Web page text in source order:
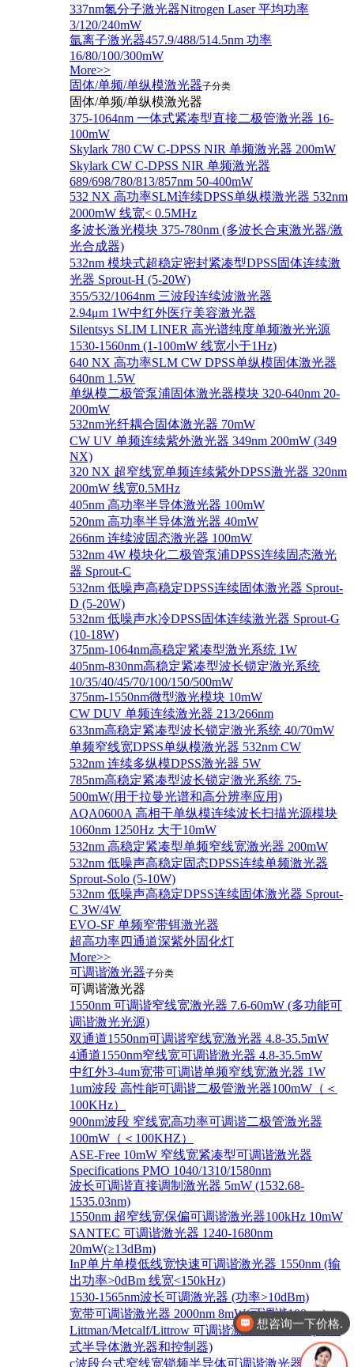
337nm氮分子激光器Nitrogen Laser 平均功率
3/120/240mW
氩离子激光器457.9/488/514.5nm 功率
16/80/100/300mW
More>>
固体/单频/单纵模激光器子分类
固体/单频/单纵模激光器
375-1064nm 一体式紧凑型直接二极管激光器 16-
100mW
Skylark 780 CW C-DPSS NIR 单频激光器 200mW
Skylark CW C-DPSS NIR 单频激光器
689/698/780/813/857nm 50-400mW
532 NX 高功率SLM连续DPSS单纵模激光器 532nm
2000mW 线宽< 0.5MHz
多波长激光模块 375-780nm (多波长合束激光器/激
光合成器)
532nm 模块式超稳定密封紧凑型DPSS固体连续激
光器 Sprout-H (5-20W)
355/532/1064nm 三波段连续波激光器
2.94μm 1W中红外医疗美容激光器
Silentsys SLIM LINER 高光谱纯度单频激光光源
1530-1560nm (1-100mW 线宽小于1Hz)
640 NX 高功率SLM CW DPSS单纵模固体激光器
640nm 1.5W
单纵模二极管泵浦固体激光器模块 320-640nm 20-
200mW
532nm光纤耦合固体激光器 70mW
CW UV 单频连续紫外激光器 349nm 200mW (349
NX)
320 NX 超窄线宽单频连续紫外DPSS激光器 320nm
200mW 线宽0.5MHz
405nm 高功率半导体激光器 100mW
520nm 高功率半导体激光器 40mW
266nm 连续波固态激光器 100mW
532nm 4W 模块化二极管泵浦DPSS连续固态激光
器 Sprout-C
532nm 低噪声高稳定DPSS连续固体激光器 Sprout-
D (5-20W)
532nm 低噪声水冷DPSS固体连续激光器 Sprout-G
(10-18W)
375nm-1064nm高稳定紧凑型激光系统 1W
405nm-830nm高稳定紧凑型波长锁定激光系统
10/35/40/45/70/100/150/500mW
375nm-1550nm微型激光模块 10mW
CW DUV 单频连续激光器 213/266nm
633nm高稳定紧凑型波长锁定激光系统 40/70mW
单频窄线宽DPSS单纵模激光器 532nm CW
532nm 连续多纵模DPSS激光器 5W
785nm高稳定紧凑型波长锁定激光系统 75-
500mW(用于拉曼光谱和高分辨率应用)
AQA0600A 高相干单纵模连续波长扫描光源模块
1060nm 1250Hz 大于10mW
532nm 高稳定紧凑型单频窄线宽激光器 200mW
532nm 低噪声高稳定固态DPSS连续单频激光器
Sprout‐Solo (5-10W)
532nm 低噪声高稳定DPSS连续固体激光器 Sprout-
C 3W/4W
EVO-SF 单频窄带铒激光器
超高功率四通道深紫外固化灯
More>>
可调谐激光器子分类
可调谐激光器
1550nm 可调谐窄线宽激光器 7.6-60mW (多功能可
调谐激光光源)
双通道1550nm可调谐窄线宽激光器 4.8-35.5mW
4通道1550nm窄线宽可调谐激光器 4.8-35.5mW
中红外3-4um宽带可调谐单频窄线宽激光器 1W
1um波段 高性能可调谐二极管激光器100mW（＜
100KHz）
900nm波段 窄线宽高功率可调谐二极管激光器
100mW（＜100KHZ）
ASE-Free 10mW 窄线宽紧凑型可调谐激光器
Specifications PMO 1040/1310/1580nm
波长可调谐直接调制激光器 5mW (1532.68-
1535.03nm)
1550nm 超窄线宽保偏可调谐激光器100kHz 10mW
SANTEC 可调谐激光器 1240-1680nm
20mW(≥13dBm)
InP单片单模低线宽快速可调谐激光器 1550nm (输
出功率>0dBm 线宽<150kHz)
1530-1565nm波长可调激光器 (功率>10dBm)
宽带可调谐激光器 2000nm 8mW(可调谐100nm)
Littman/Metcalf/Littrow 可调谐激光系统 Lion (外腔
式半导体激光器和控制器)
c波段台式窄线宽锁频半导体可调谐激光器 1528-
想咨询一下价格.
你好，有这几款产品吗